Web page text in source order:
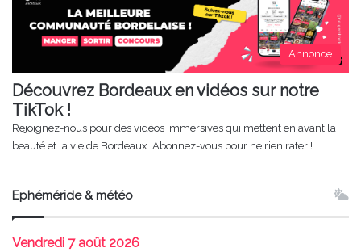
Annonce
Découvrez Bordeaux en vidéos sur notre
TikTok !
Rejoignez-nous pour des vidéos immersives qui mettent en avant la
beauté et la vie de Bordeaux. Abonnez-vous pour ne rien rater !
Ephéméride & météo
Vendredi 7 août 2026